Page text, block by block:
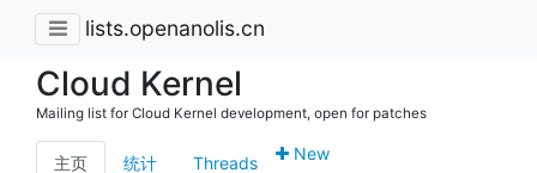
lists.openanolis.cn
Cloud Kernel
Mailing list for Cloud Kernel development, open for patches
主页 统计 Threads New